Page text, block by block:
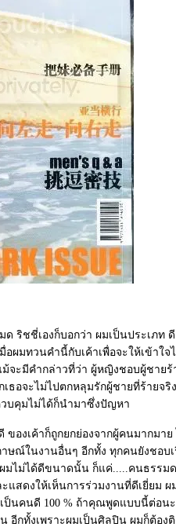
ริชชี่เองก็บอกว่า ผมเป็นประเภท ดี
อผมทวนคำนี้กับเค้าเพื่อจะให้เข้าใ
ม้จะมีคำกล่าวที่ว่า ผู้หญิงชอบผู้ชาย
อจะไม่ไปตกหลุมรักผู้ชายที่ร้ายจริ
บคุมไม่ได้ก็นำมาซึ่งปัญหา
องเค้าก็ถูกยกย่องจากผู้คนมากมาย
ษณ์ในงานอื่นๆ อีกทั้ง ทุกคนยังชอบเ
ผมไม่ได้ดีขนาดนั้น ก็แค่.....คนธรรม
สดงให้เห็นการร่วมงานที่ดีเยี่ยม ผ
ป็นคนดี 100 % ถ้าคุณพูดแบบนี้ต่อนะ
อีกทั้งเพราะผมเป็นศิลปิน ผมก็ต้อ